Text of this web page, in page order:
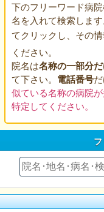
下のフリーワード病
名を入れて検索しま
てクリックし、その
ください。
院名は名称の一部分
て下さい。 電話番号
似ている名称の病院
特定してください。